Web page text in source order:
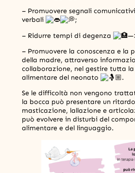
– Promuovere segnali
verbali
;
– Ridurre tempi di degenza
– Promuovere la conoscenza e la
della madre, attraverso
collaborazione, nel gestire tutta la
alimentare del neonato
.
Se le difficoltà non vengono
la bocca può presentare un
masticazione, lallazione e
può evolvere in disturbi del
alimentare e del linguaggio.